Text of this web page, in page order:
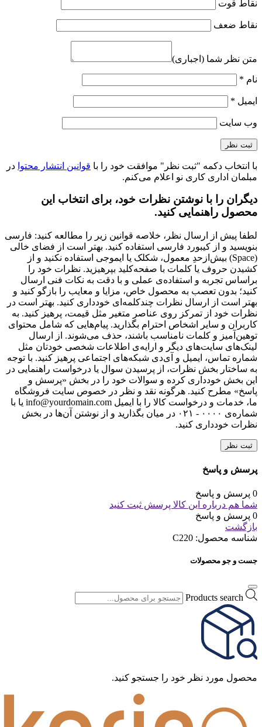
نقاط قوت
نقاط ضعف
متن نظر شما (اجباری)
نام *
ایمیل *
وب‌ سایت
با انتخاب دکمه "ثبت نظر" موافقت خود را با قوانین انتشار محتوا در
مبلمان اداری کاری نو اعلام می‌کنم.
دیگران را با نوشتن نظرات خود، برای انتخاب این
محصول راهنمایی کنید.
لطفا پیش از ارسال نظر، خلاصه قوانین زیر را مطالعه کنید: فارسی
بنویسید و از کیبورد فارسی استفاده کنید. بهتر است از فضای خالی
(Space) بیش‌از‌حدِ معمول، شکلک یا ایموجی استفاده نکنید و از
کشیدن حروف یا کلمات با صفحه‌کلید بپرهیزید. نظرات خود را
براساس تجربه و استفاده‌ی عملی و با دقت به نکات فنی ارسال
کنید؛ بدون تعصب به محصول خاص، مزایا و معایب را بازگو کنید و
بهتر است از ارسال نظرات چندکلمه‌‌ای خودداری کنید. بهتر است در
نظرات خود از تمرکز روی عناصر متغیر مثل قیمت، پرهیز کنید. به
کاربران و سایر اشخاص احترام بگذارید. پیام‌هایی که شامل محتوای
توهین‌آمیز و کلمات نامناسب باشند، حذف می‌شوند. از ارسال
لینک‌های سایت‌های دیگر و ارایه‌ی اطلاعات شخصی خودتان مثل
شماره تماس، ایمیل و آی‌دی شبکه‌های اجتماعی پرهیز کنید. با توجه
به ساختار بخش نظرات، از پرسیدن سوال یا درخواست راهنمایی در
این بخش خودداری کرده و سوالات خود را در بخش «پرسش و
پاسخ» مطرح کنید. هرگونه نقد و نظر در خصوص سایت فروشگاه
ما، خدمات و درخواست کالا را با ایمیل info@yourdomain.com یا با
شماره‌ی ۰۰۰۰ - ۰۲۱ در میان بگذارید و از نوشتن آن‌ها در بخش
نظرات خودداری کنید.
ثبت نظر
پرسش و پاسخ
0 پرسش و پاسخ
شما هم درباره این کالا پرسش ثبت کنید
0 پرسش و پاسخ
بازگشت
شناسه محصول: C220
جست و جو محصولات
Products search
محصول مورد نظر خود را جستجو کنید.